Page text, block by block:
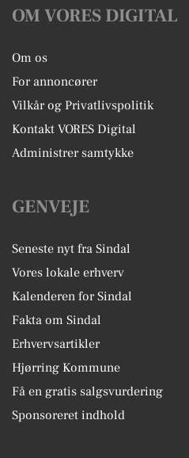
OM VORES DIGITAL
Om os
For annoncører
Vilkår og Privatlivspolitik
Kontakt VORES Digital
Administrer samtykke
GENVEJE
Seneste nyt fra Sindal
Vores lokale erhverv
Kalenderen for Sindal
Fakta om Sindal
Erhvervsartikler
Hjørring Kommune
Få en gratis salgsvurdering
Sponsoreret indhold